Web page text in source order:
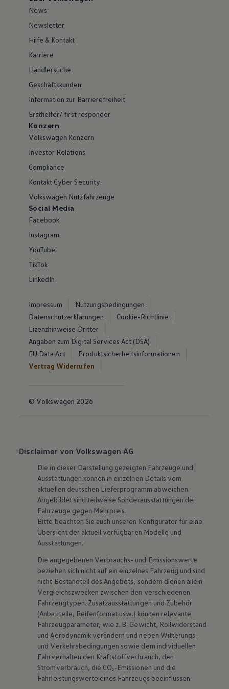
News
Newsletter
Hilfe & Kontakt
Karriere
Händlersuche
Geschäftskunden
Information zur Barrierefreiheit
Ersthelfer/ first responder
Konzern
Volkswagen Konzern
Investor Relations
Compliance
Kontakt Cyber Security
Volkswagen Nutzfahrzeuge
Social Media
Facebook
Instagram
YouTube
TikTok
LinkedIn
Impressum
Nutzungsbedingungen
Datenschutzerklärungen
Cookie-Richtlinie
Lizenzhinweise Dritter
Angaben zum Digital Services Act (DSA)
EU Data Act
Produktsicherheitsinformationen
Vertrag Widerrufen
© Volkswagen 2026
Disclaimer von Volkswagen AG
Die in dieser Darstellung gezeigten Fahrzeuge und
Ausstattungen können in einzelnen Details vom
aktuellen deutschen Lieferprogramm abweichen.
Abgebildet sind teilweise Sonderausstattungen der
Fahrzeuge gegen Mehrpreis.
Bitte beachten Sie auch unseren Konfigurator für eine
Übersicht der aktuell verfügbaren Modelle und
Ausstattungen.
Die angegebenen Verbrauchs- und Emissionswerte
beziehen sich nicht auf ein einzelnes Fahrzeug und sind
nicht Bestandteil des Angebots, sondern dienen allein
Vergleichszwecken zwischen den verschiedenen
Fahrzeugtypen. Zusatzausstattungen und Zubehör
(Anbauteile, Reifenformat usw.) können relevante
Fahrzeugparameter, wie z. B. Gewicht, Rollwiderstand
und Aerodynamik verändern und neben Witterungs-
und Verkehrsbedingungen sowie dem individuellen
Fahrverhalten den Kraftstoffverbrauch, den
Stromverbrauch, die CO₂-Emissionen und die
Fahrleistungswerte eines Fahrzeugs beeinflussen.